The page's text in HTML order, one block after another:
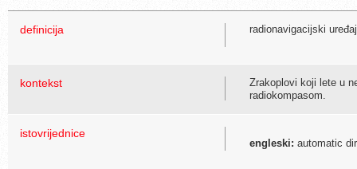
definicija radionavigacijski
kontekst
Zrakoplovi koji lete u
radiokompasom.
istovrijednice
engleski: automatic